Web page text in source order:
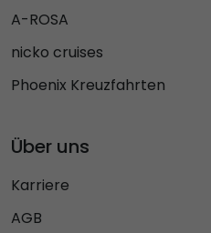
A-ROSA
nicko cruises
Phoenix Kreuzfahrten
Über uns
Karriere
AGB